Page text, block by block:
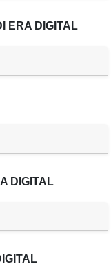
ERA DIGITAL
DIGITAL